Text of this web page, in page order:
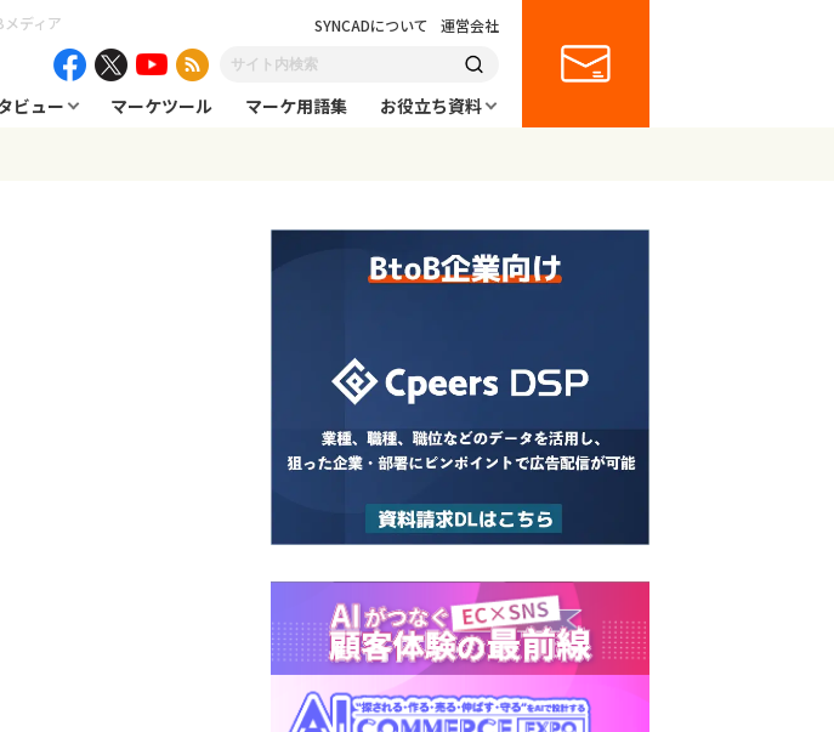
ディア SYNCADについて 運営会社
ビュー マーケツール マーケ用語集
お役立ち資料